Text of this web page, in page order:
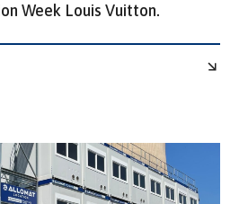
Week Louis Vuitton.